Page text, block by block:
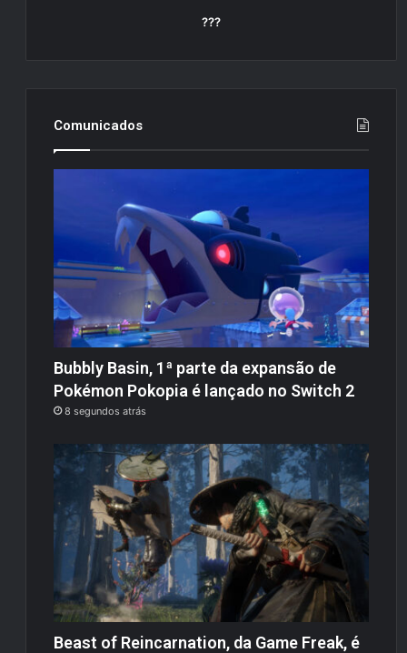
???
Comunicados
Bubbly Basin, 1ª parte da expansão de
Pokémon Pokopia é lançado no Switch 2
8 segundos atrás
Beast of Reincarnation, da Game Freak, é